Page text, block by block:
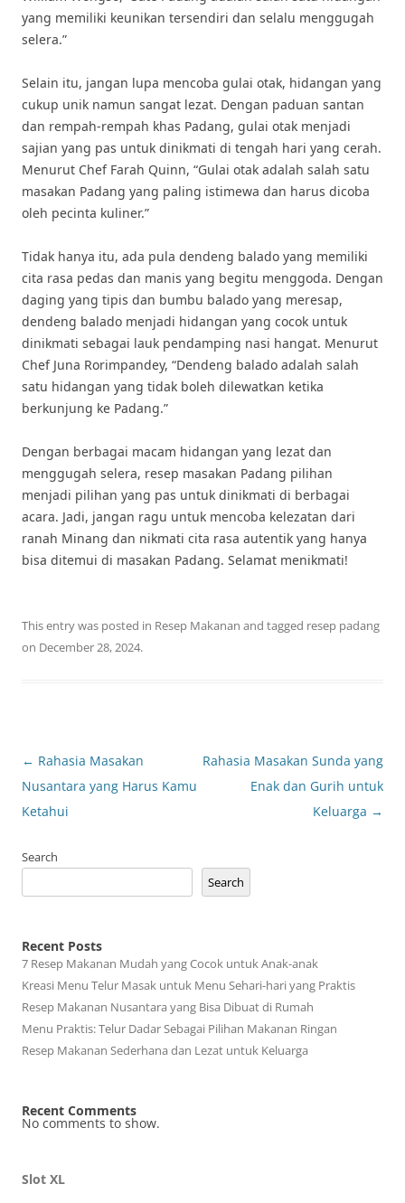
yang memiliki keunikan tersendiri dan selalu menggugah
selera.”
Selain itu, jangan lupa mencoba gulai otak, hidangan yang
cukup unik namun sangat lezat. Dengan paduan santan
dan rempah-rempah khas Padang, gulai otak menjadi
sajian yang pas untuk dinikmati di tengah hari yang cerah.
Menurut Chef Farah Quinn, “Gulai otak adalah salah satu
masakan Padang yang paling istimewa dan harus dicoba
oleh pecinta kuliner.”
Tidak hanya itu, ada pula dendeng balado yang memiliki
cita rasa pedas dan manis yang begitu menggoda. Dengan
daging yang tipis dan bumbu balado yang meresap,
dendeng balado menjadi hidangan yang cocok untuk
dinikmati sebagai lauk pendamping nasi hangat. Menurut
Chef Juna Rorimpandey, “Dendeng balado adalah salah
satu hidangan yang tidak boleh dilewatkan ketika
berkunjung ke Padang.”
Dengan berbagai macam hidangan yang lezat dan
menggugah selera, resep masakan Padang pilihan
menjadi pilihan yang pas untuk dinikmati di berbagai
acara. Jadi, jangan ragu untuk mencoba kelezatan dari
ranah Minang dan nikmati cita rasa autentik yang hanya
bisa ditemui di masakan Padang. Selamat menikmati!
This entry was posted in Resep Makanan and tagged resep padang
on December 28, 2024.
Post
navigation
← Rahasia Masakan
Nusantara yang Harus Kamu
Ketahui
Rahasia Masakan Sunda yang
Enak dan Gurih untuk
Keluarga →
Search
Search
Recent Posts
7 Resep Makanan Mudah yang Cocok untuk Anak-anak
Kreasi Menu Telur Masak untuk Menu Sehari-hari yang Praktis
Resep Makanan Nusantara yang Bisa Dibuat di Rumah
Menu Praktis: Telur Dadar Sebagai Pilihan Makanan Ringan
Resep Makanan Sederhana dan Lezat untuk Keluarga
Recent Comments
No comments to show.
Slot XL